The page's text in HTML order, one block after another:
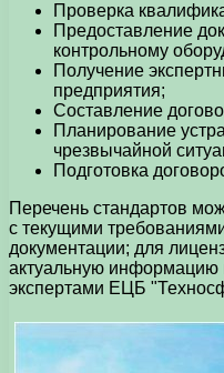
Проверка
Предоставление
контрольному
Получение
предприятия;
Составление
Планирование
чрезвычайной
Подготовка
Перечень стандартов
с текущими
документации; для
актуальную информацию
экспертами ЕЦБ